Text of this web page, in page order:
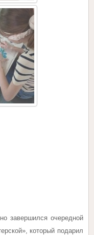
завершился очередной
который подарил